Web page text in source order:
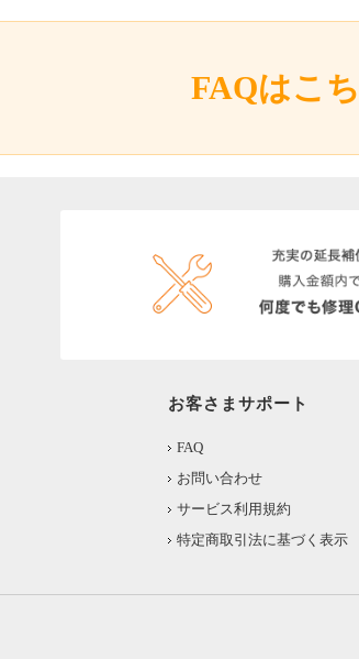
FAQはこ
お客さまサポート
FAQ
お問い合わせ
サービス利用規約
特定商取引法に基づく表示